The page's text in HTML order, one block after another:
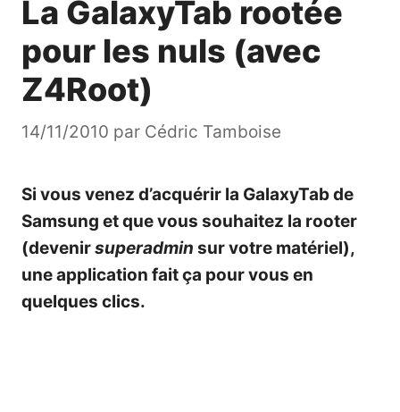
La GalaxyTab rootée
pour les nuls (avec
Z4Root)
14/11/2010 par Cédric Tamboise
Si vous venez d’acquérir la GalaxyTab de
Samsung et que vous souhaitez la rooter
(devenirsuperadmin sur votre matériel),
une application fait ça pour vous en
quelques clics.